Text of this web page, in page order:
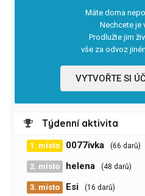
Máte doma
Nechcete je
Prodlužte jim
vše za odvoz
VYTVOŘTE SI
Týdenní aktivita
1. místo 0077ivka (66 darů)
2. místo helena (48 darů)
3. místo Esi (16 darů)